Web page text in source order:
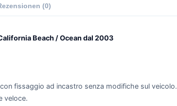
(0)
Beach / Ocean dal 2003
fissaggio ad incastro senza modifiche sul veicolo.
veloce.